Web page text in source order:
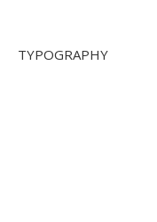
TYPOGRAPHY